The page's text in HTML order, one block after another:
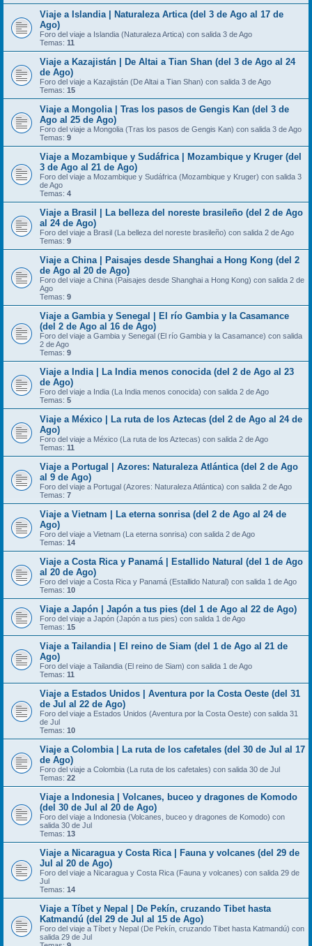
Viaje a Islandia | Naturaleza Artica (del 3 de Ago al 17 de
Ago)
Foro del viaje a Islandia (Naturaleza Artica) con salida 3 de Ago
Temas: 11
Viaje a Kazajistán | De Altai a Tian Shan (del 3 de Ago al 24
de Ago)
Foro del viaje a Kazajistán (De Altai a Tian Shan) con salida 3 de Ago
Temas: 15
Viaje a Mongolia | Tras los pasos de Gengis Kan (del 3 de
Ago al 25 de Ago)
Foro del viaje a Mongolia (Tras los pasos de Gengis Kan) con salida 3 de Ago
Temas: 9
Viaje a Mozambique y Sudáfrica | Mozambique y Kruger (del
3 de Ago al 21 de Ago)
Foro del viaje a Mozambique y Sudáfrica (Mozambique y Kruger) con salida 3
de Ago
Temas: 4
Viaje a Brasil | La belleza del noreste brasileño (del 2 de Ago
al 24 de Ago)
Foro del viaje a Brasil (La belleza del noreste brasileño) con salida 2 de Ago
Temas: 9
Viaje a China | Paisajes desde Shanghai a Hong Kong (del 2
de Ago al 20 de Ago)
Foro del viaje a China (Paisajes desde Shanghai a Hong Kong) con salida 2 de
Ago
Temas: 9
Viaje a Gambia y Senegal | El río Gambia y la Casamance
(del 2 de Ago al 16 de Ago)
Foro del viaje a Gambia y Senegal (El río Gambia y la Casamance) con salida
2 de Ago
Temas: 9
Viaje a India | La India menos conocida (del 2 de Ago al 23
de Ago)
Foro del viaje a India (La India menos conocida) con salida 2 de Ago
Temas: 5
Viaje a México | La ruta de los Aztecas (del 2 de Ago al 24 de
Ago)
Foro del viaje a México (La ruta de los Aztecas) con salida 2 de Ago
Temas: 11
Viaje a Portugal | Azores: Naturaleza Atlántica (del 2 de Ago
al 9 de Ago)
Foro del viaje a Portugal (Azores: Naturaleza Atlántica) con salida 2 de Ago
Temas: 7
Viaje a Vietnam | La eterna sonrisa (del 2 de Ago al 24 de
Ago)
Foro del viaje a Vietnam (La eterna sonrisa) con salida 2 de Ago
Temas: 14
Viaje a Costa Rica y Panamá | Estallido Natural (del 1 de Ago
al 20 de Ago)
Foro del viaje a Costa Rica y Panamá (Estallido Natural) con salida 1 de Ago
Temas: 10
Viaje a Japón | Japón a tus pies (del 1 de Ago al 22 de Ago)
Foro del viaje a Japón (Japón a tus pies) con salida 1 de Ago
Temas: 15
Viaje a Tailandia | El reino de Siam (del 1 de Ago al 21 de
Ago)
Foro del viaje a Tailandia (El reino de Siam) con salida 1 de Ago
Temas: 11
Viaje a Estados Unidos | Aventura por la Costa Oeste (del 31
de Jul al 22 de Ago)
Foro del viaje a Estados Unidos (Aventura por la Costa Oeste) con salida 31
de Jul
Temas: 10
Viaje a Colombia | La ruta de los cafetales (del 30 de Jul al 17
de Ago)
Foro del viaje a Colombia (La ruta de los cafetales) con salida 30 de Jul
Temas: 22
Viaje a Indonesia | Volcanes, buceo y dragones de Komodo
(del 30 de Jul al 20 de Ago)
Foro del viaje a Indonesia (Volcanes, buceo y dragones de Komodo) con
salida 30 de Jul
Temas: 13
Viaje a Nicaragua y Costa Rica | Fauna y volcanes (del 29 de
Jul al 20 de Ago)
Foro del viaje a Nicaragua y Costa Rica (Fauna y volcanes) con salida 29 de
Jul
Temas: 14
Viaje a Tíbet y Nepal | De Pekín, cruzando Tibet hasta
Katmandú (del 29 de Jul al 15 de Ago)
Foro del viaje a Tíbet y Nepal (De Pekín, cruzando Tibet hasta Katmandú) con
salida 29 de Jul